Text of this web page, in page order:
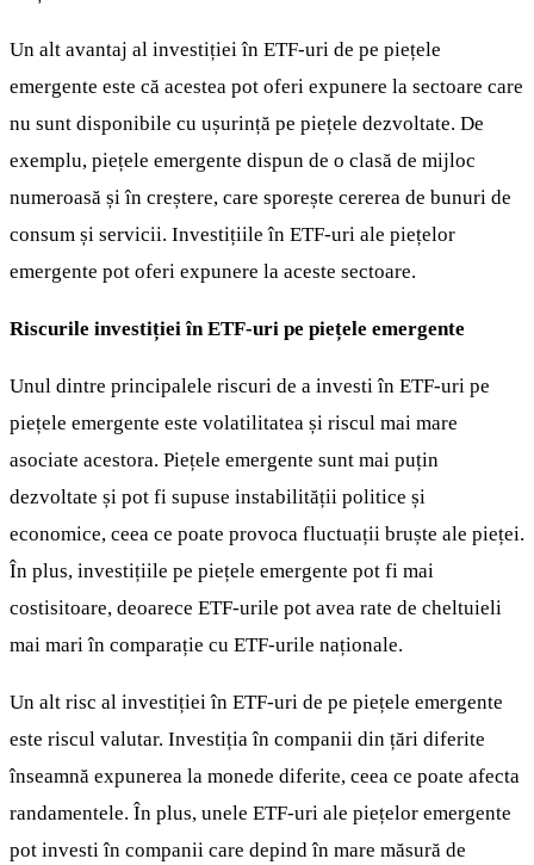
Un alt avantaj al investiției în ETF-uri de pe piețele
emergente este că acestea pot oferi expunere la sectoare care
nu sunt disponibile cu ușurință pe piețele dezvoltate. De
exemplu, piețele emergente dispun de o clasă de mijloc
numeroasă și în creștere, care sporește cererea de bunuri de
consum și servicii. Investițiile în ETF-uri ale piețelor
emergente pot oferi expunere la aceste sectoare.
Riscurile investiției în ETF-uri pe piețele emergente
Unul dintre principalele riscuri de a investi în ETF-uri pe
piețele emergente este volatilitatea și riscul mai mare
asociate acestora. Piețele emergente sunt mai puțin
dezvoltate și pot fi supuse instabilității politice și
economice, ceea ce poate provoca fluctuații bruște ale pieței.
În plus, investițiile pe piețele emergente pot fi mai
costisitoare, deoarece ETF-urile pot avea rate de cheltuieli
mai mari în comparație cu ETF-urile naționale.
Un alt risc al investiției în ETF-uri de pe piețele emergente
este riscul valutar. Investiția în companii din țări diferite
înseamnă expunerea la monede diferite, ceea ce poate afecta
randamentele. În plus, unele ETF-uri ale piețelor emergente
pot investi în companii care depind în mare măsură de